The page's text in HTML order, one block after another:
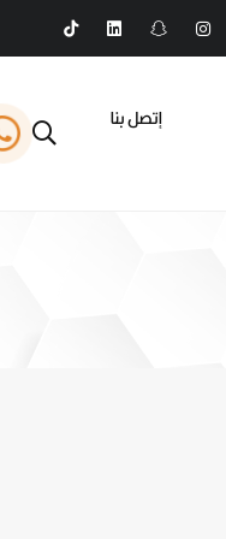
إتصل بنا